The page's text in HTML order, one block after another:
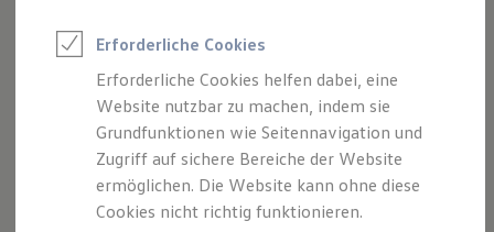
Fahrzeuge online kaufen
Digitaler Marktplatz
Kauf & Finanzierung
Online-Fahrzeugbewertung
Aktionen & Angebote
E-Auto-Förderung
Für Privatkunden
Für Gewerbekunden
Profi Paket
GmbH & Co.KG als verantwortliche
Anbieterin von Inhalten und Angeboten,
die auf dieser Webseite speziell
aufgeführt sind.
Impressum
Erforderliche Cookies
Erforderliche Cookies helfen dabei, eine
Website nutzbar zu machen, indem sie
Grundfunktionen wie Seitennavigation und
Zugriff auf sichere Bereiche der Website
ermöglichen. Die Website kann ohne diese
Cookies nicht richtig funktionieren.